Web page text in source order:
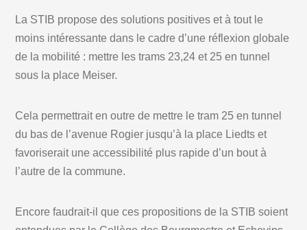
La STIB propose des solutions positives et à tout le
moins intéressante dans le cadre d’une réflexion globale
de la mobilité : mettre les trams 23,24 et 25 en tunnel
sous la place Meiser.
Cela permettrait en outre de mettre le tram 25 en tunnel
du bas de l’avenue Rogier jusqu’à la place Liedts et
favoriserait une accessibilité plus rapide d’un bout à
l’autre de la commune.
Encore faudrait-il que ces propositions de la STIB soient